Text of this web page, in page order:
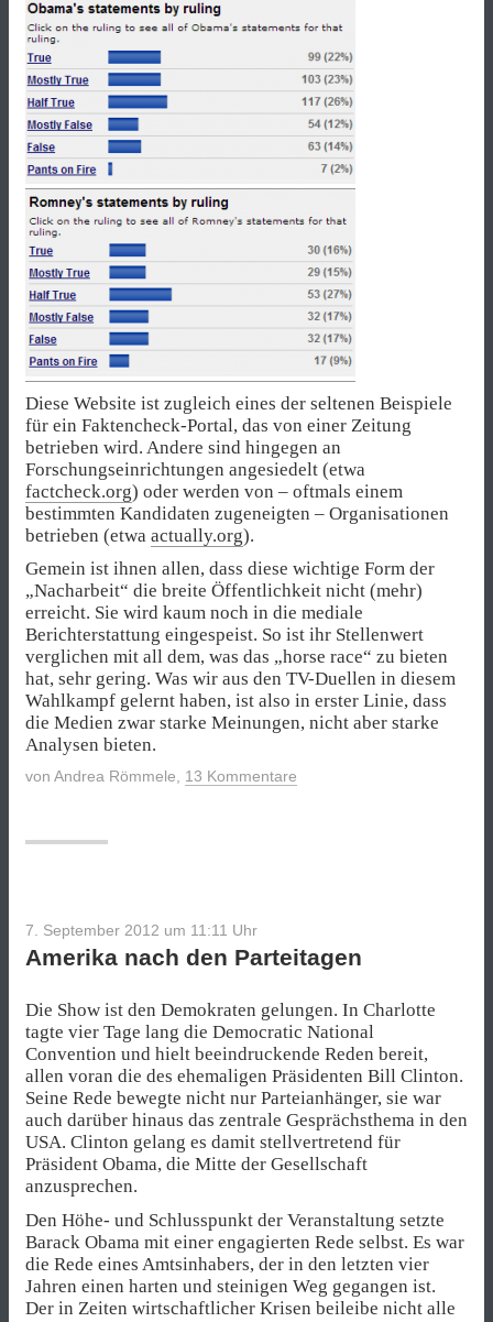
Diese Website ist zugleich eines der seltenen Beispiele
für ein Faktencheck-Portal, das von einer Zeitung
betrieben wird. Andere sind hingegen an
Forschungseinrichtungen angesiedelt (etwa
factcheck.org) oder werden von – oftmals einem
bestimmten Kandidaten zugeneigten – Organisationen
betrieben (etwa actually.org).
Gemein ist ihnen allen, dass diese wichtige Form der
„Nacharbeit“ die breite Öffentlichkeit nicht (mehr)
erreicht. Sie wird kaum noch in die mediale
Berichterstattung eingespeist. So ist ihr Stellenwert
verglichen mit all dem, was das „horse race“ zu bieten
hat, sehr gering. Was wir aus den TV-Duellen in diesem
Wahlkampf gelernt haben, ist also in erster Linie, dass
die Medien zwar starke Meinungen, nicht aber starke
Analysen bieten.
von Andrea Römmele, 13 Kommentare
7. September 2012 um 11:11 Uhr
Amerika nach den Parteitagen
Die Show ist den Demokraten gelungen. In Charlotte
tagte vier Tage lang die Democratic National
Convention und hielt beeindruckende Reden bereit,
allen voran die des ehemaligen Präsidenten Bill Clinton.
Seine Rede bewegte nicht nur Parteianhänger, sie war
auch darüber hinaus das zentrale Gesprächsthema in den
USA. Clinton gelang es damit stellvertretend für
Präsident Obama, die Mitte der Gesellschaft
anzusprechen.
Den Höhe- und Schlusspunkt der Veranstaltung setzte
Barack Obama mit einer engagierten Rede selbst. Es war
die Rede eines Amtsinhabers, der in den letzten vier
Jahren einen harten und steinigen Weg gegangen ist.
Der in Zeiten wirtschaftlicher Krisen beileibe nicht alle